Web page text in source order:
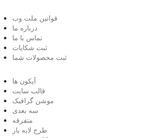
قوانین ملت وب
درباره ما
تماس با ما
ثبت شکایات
ثبت محصولات شما
آیکون ها
قالب سایت
موشن گرافیک
سه بعدی
متفرقه
طرح لایه باز